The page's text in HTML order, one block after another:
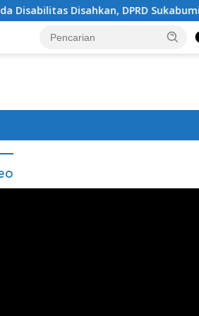
DPRD Sukabumi Sepakati Perubahan